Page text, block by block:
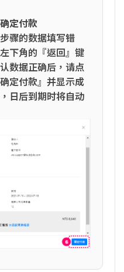
定付款
骤的数据填写错
下角的『返回』键
数据正确后，请点
定付款』并显示成
日后到期时将自动